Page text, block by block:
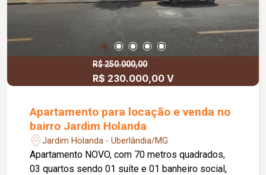
R$ 250.000,00
R$ 230.000,00 V
Apartamento para locação e venda no
bairro Jardim Holanda
Jardim Holanda - Uberlândia/MG
Apartamento NOVO, com 70 metros quadrados,
03 quartos sendo 01 suíte e 01 banheiro social,